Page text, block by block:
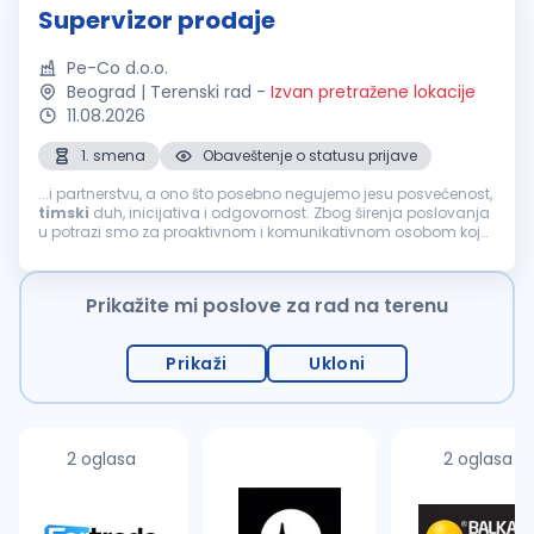
Supervizor prodaje
Pe-Co d.o.o.
Beograd | Terenski rad - Izvan pretražene lokacije
11.08.2026
1. smena
Obaveštenje o statusu prijave
...i partnerstvu, a ono što posebno negujemo jesu posvećenost,
timski duh, inicijativa i odgovornost. Zbog širenja poslovanja
u potrazi smo za proaktivnom i komunikativnom osobom koja
SUPERVIZORPRODAJE(M/Ž) Mesto...
Prikažite mi poslove za rad na terenu
Prikaži Ukloni
2 oglasa 2 oglasa